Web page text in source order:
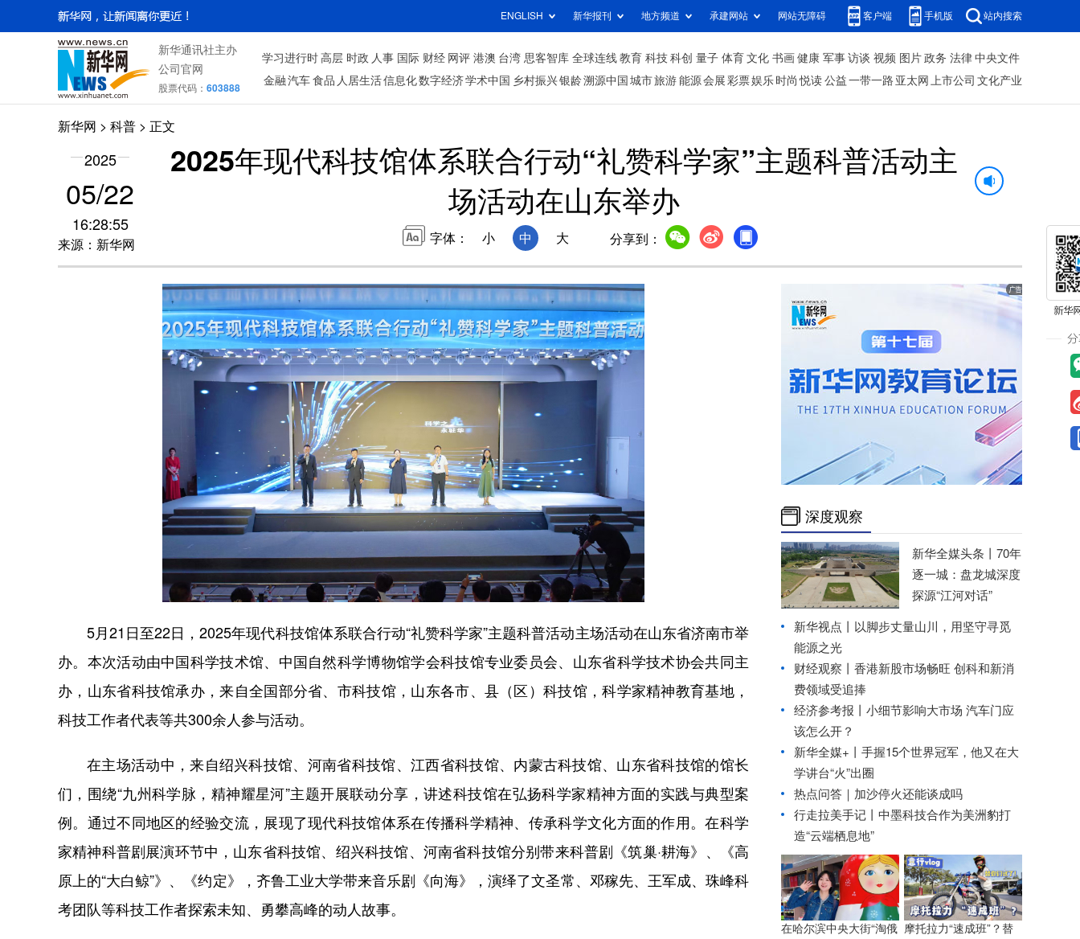
ENGLISH 新华报刊 地方频道 承建网站 网站无障碍 客户端 手机版 站内搜索
新华通讯社主办
公司官网
股票代码： 603888
学习进行时 高层 时政 人事 国际 财经 网评 港澳 台湾 思客智库 全球连线 教育 科技 科创 量子 体育 文化 书画 健康 军事 访谈 视频 图片 政务 法律 中央文件
金融 汽车 食品 人居生活信息化数字经济学术中国 乡村振兴银龄溯源中国 城市旅游 能源 会展 彩票娱乐 时尚 悦读 公益 一带一路 亚太网 上市公司 文化产业
新华网 > 科普 > 正文
2025
05/22
16:28:55
来源：新华网
2025年现代科技馆体系联合行动“礼赞科学家”主题科普活动主
场活动在山东举办
字体： 小 中 大 分享到：
5月21日至22日，2025年现代科技馆体系联合行动“礼赞科学家”主题科普活动主场活动在山东省济南市举
办。本次活动由中国科学技术馆、中国自然科学博物馆学会科技馆专业委员会、山东省科学技术协会共同主
办，山东省科技馆承办，来自全国部分省、市科技馆，山东各市、县（区）科技馆，科学家精神教育基地，
科技工作者代表等共300余人参与活动。
在主场活动中，来自绍兴科技馆、河南省科技馆、江西省科技馆、内蒙古科技馆、山东省科技馆的馆长
们，围绕“九州科学脉，精神耀星河”主题开展联动分享，讲述科技馆在弘扬科学家精神方面的实践与典型案
例。通过不同地区的经验交流，展现了现代科技馆体系在传播科学精神、传承科学文化方面的作用。在科学
家精神科普剧展演环节中，山东省科技馆、绍兴科技馆、河南省科技馆分别带来科普剧《筑巢·耕海》、《高
原上的“大白鲸”》、《约定》，齐鲁工业大学带来音乐剧《向海》，演绎了文圣常、邓稼先、王军成、珠峰科
考团队等科技工作者探索未知、勇攀高峰的动人故事。
深度观察
新华全媒头条丨 70年
逐一城：盘龙城深度
探源“江河对话”
新华视点丨
以脚步丈量山川，用坚守寻觅
能源之光
财经观察丨 香港新股市场畅旺 创科和新消
费领域受追捧
经济参考报丨 小细节影响大市场 汽车门应
该怎么开？
新华全媒+丨 手握15个世界冠军，他又在大
学讲台“火”出圈
热点问答｜加沙停火还能谈成吗
行走拉美手记丨中墨科技合作为美洲豹打
造“云端栖息地”
在哈尔滨中央大街“淘俄
摩托拉力“速成班”？替